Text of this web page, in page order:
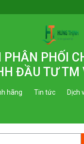
PHÂN PHỐI
ĐẦU TƯ TM
hãng Tin tức Dịch